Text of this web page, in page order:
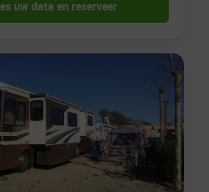
uw data en reserveer